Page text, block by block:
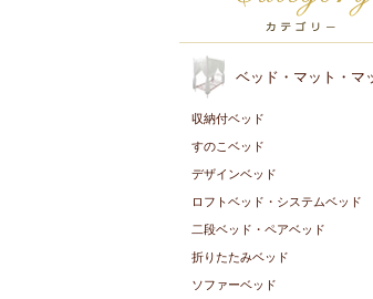
ベッド・マット・マ
収納付ベッド
すのこベッド
デザインベッド
ロフトベッド・システムベッド
二段ベッド・ペアベッド
折りたたみベッド
ソファーベッド